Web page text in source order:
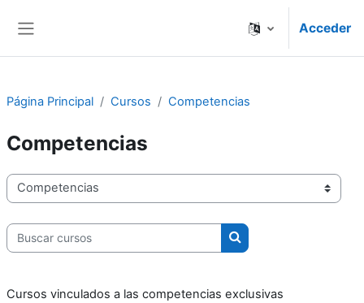
Acceder
Página Principal Cursos Competencias
Competencias
Categorías
Buscar cursos
Buscar cursos
Cursos vinculados a las competencias exclusivas